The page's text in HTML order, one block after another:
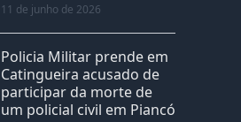
11 de junho de 2026
Policia Militar prende em
Catingueira acusado de
participar da morte de
um policial civil em Piancó